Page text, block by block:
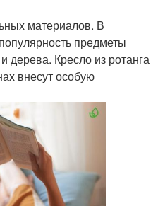
материалов. В
предметы
дерева. Кресло из ротанга
внесут особую